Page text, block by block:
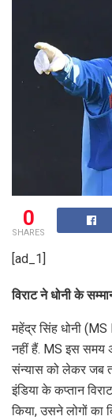
0
SHARES
[ad_1]
व‍िराट ने धोनी के
महेंद्र स‍िंह धोनी
नहीं हैं. MS इस समय
संन्‍यास को लेकर जब
इंड‍िया के कप्‍तान
क‍िया, उसने लोगों का